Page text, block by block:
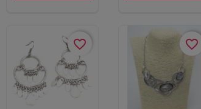
favorite_border favorite_border